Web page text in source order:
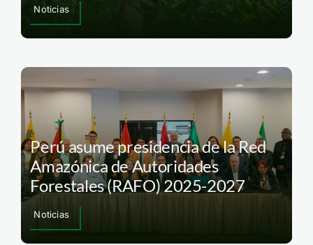
Noticias
Perú asume presidencia de la Red
Amazónica de Autoridades
Forestales (RAFO) 2025-2027
Noticias